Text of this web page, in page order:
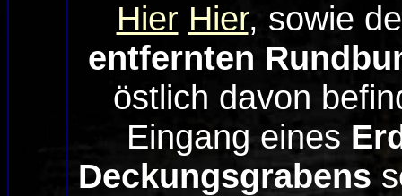
Hier Hier, sowie
entfernten
östlich davon
Eingang eines
Deckungsgrabens